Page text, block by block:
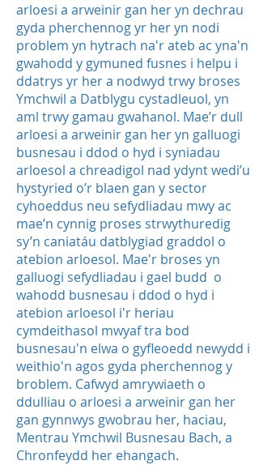
arloesi a arweinir gan her yn dechrau
gyda pherchennog yr her yn nodi
problem yn hytrach na'r ateb ac yna'n
gwahodd y gymuned fusnes i helpu i
ddatrys yr her a nodwyd trwy broses
Ymchwil a Datblygu cystadleuol, yn
aml trwy gamau gwahanol. Mae’r dull
arloesi a arweinir gan her yn galluogi
busnesau i ddod o hyd i syniadau
arloesol a chreadigol nad ydynt wedi’u
hystyried o’r blaen gan y sector
cyhoeddus neu sefydliadau mwy ac
mae’n cynnig proses strwythuredig
sy’n caniatáu datblygiad graddol o
atebion arloesol. Mae'r broses yn
galluogi sefydliadau i gael budd o
wahodd busnesau i ddod o hyd i
atebion arloesol i'r heriau
cymdeithasol mwyaf tra bod
busnesau'n elwa o gyfleoedd newydd i
weithio'n agos gyda pherchennog y
broblem. Cafwyd amrywiaeth o
ddulliau o arloesi a arweinir gan her
gan gynnwys gwobrau her, haciau,
Mentrau Ymchwil Busnesau Bach, a
Chronfeydd her ehangach.